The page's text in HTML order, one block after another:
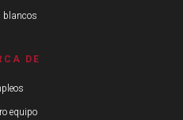
blancos
DE
equipo